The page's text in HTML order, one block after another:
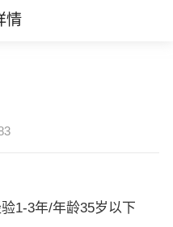
情
1-3年/年龄35岁以下